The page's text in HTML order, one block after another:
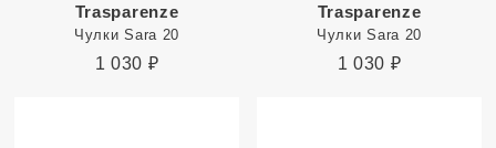
Trasparenze
Чулки Sara 20
1 030 ₽
Trasparenze
Чулки Sara 20
1 030 ₽